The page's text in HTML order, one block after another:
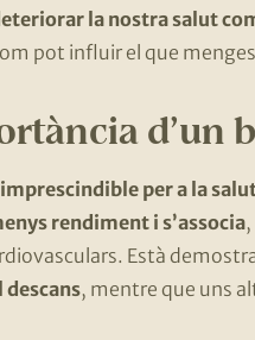
la nostra salut
pot influir el que
d’un
imprescindible per a la
rendiment i s’associa
Està
, mentre que uns